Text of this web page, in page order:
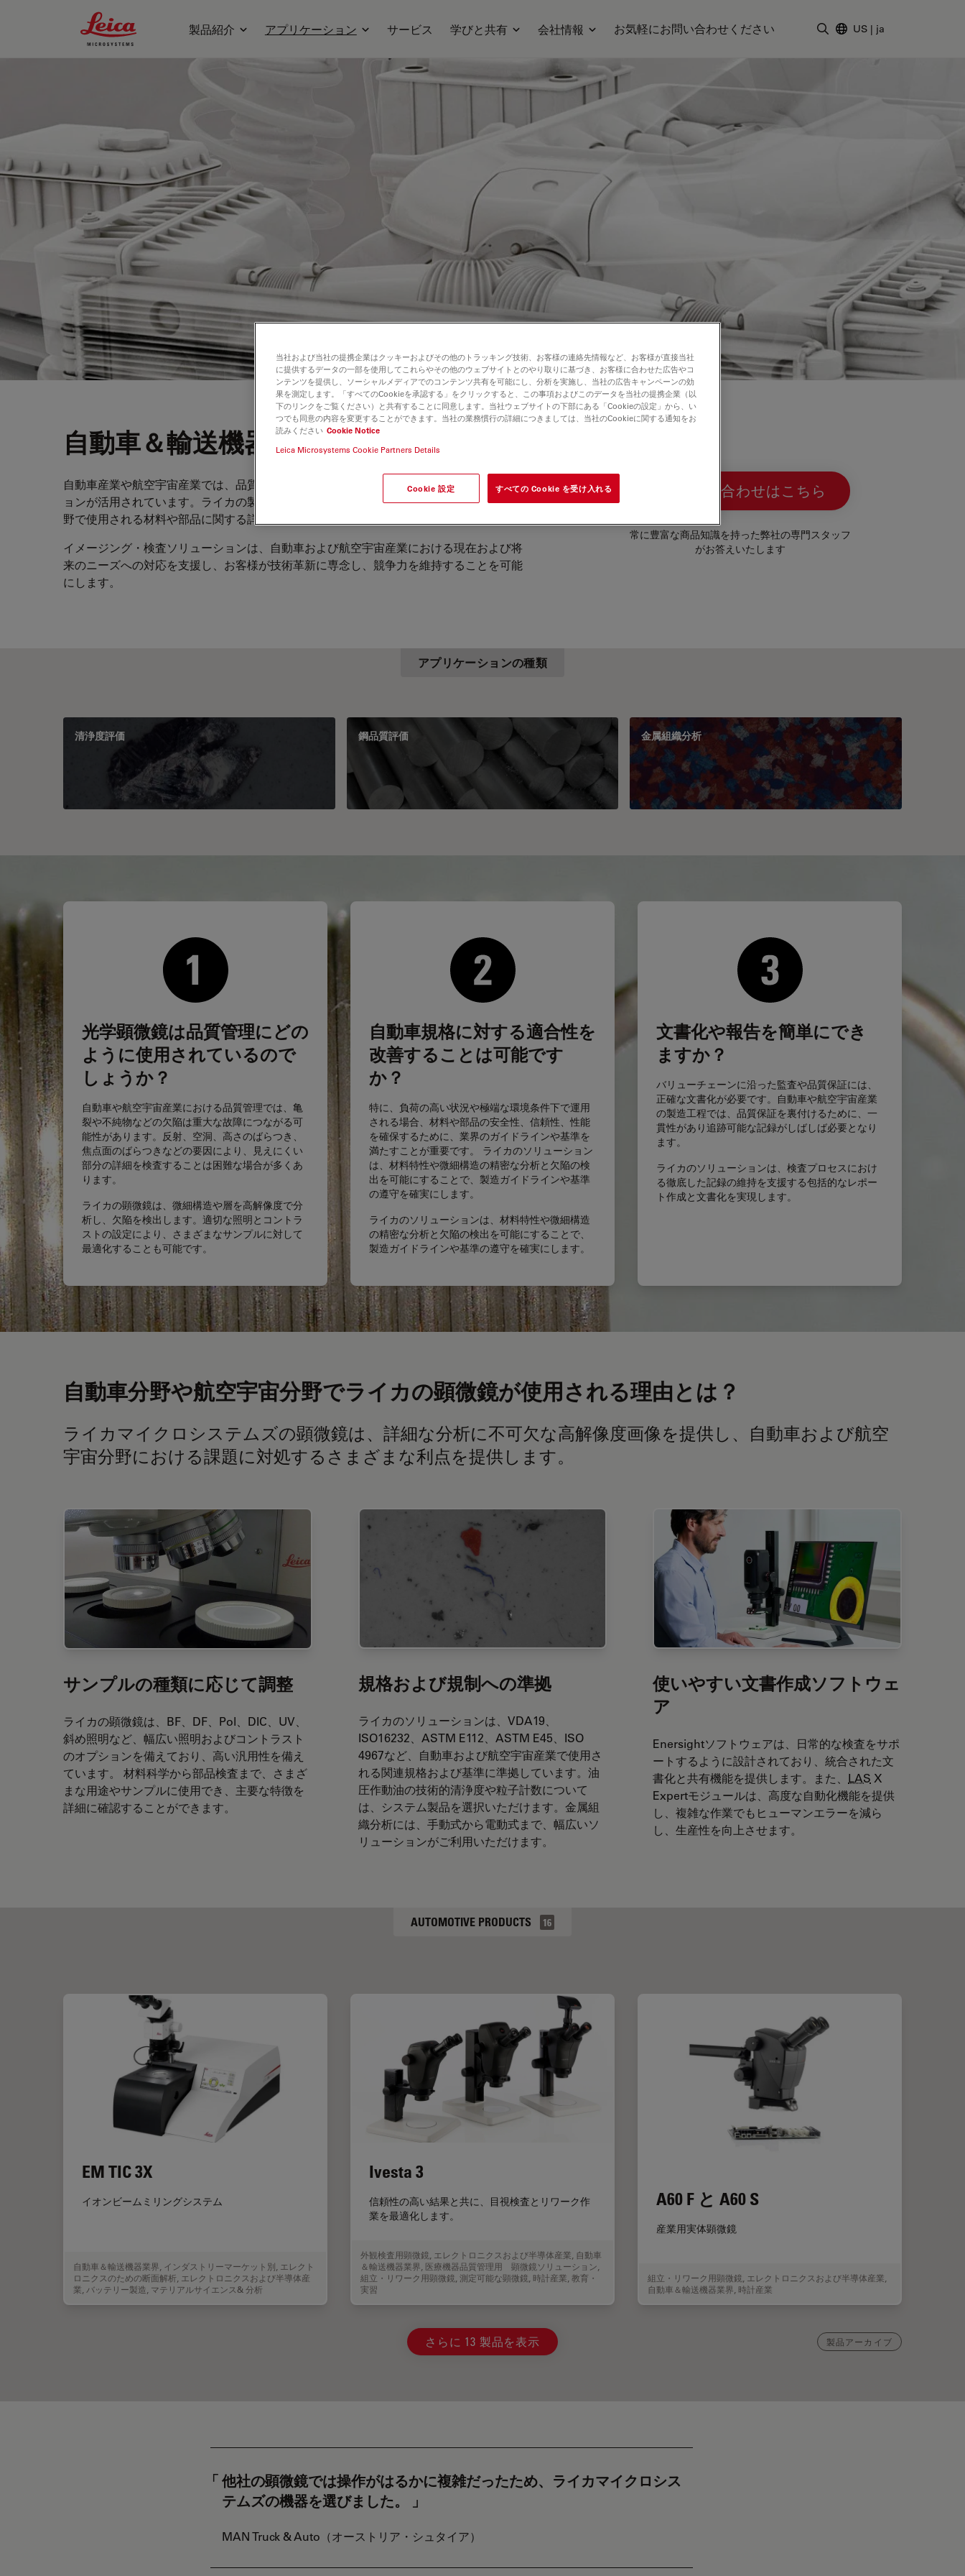
Leica Microsystems Logo
製品紹介 アプリケーション サービス 学びと共有 会社情報 お気軽にお問い合わせください US | ja
自動車＆輸送機器業界
自動車産業や航空宇宙産業では、品質管理、故障分析、技術革新に顕微鏡画像ソリューシ
ョンが活用されています。ライカの製品は、自動車や航空宇宙、鉄道、造船などの輸送分
野で使用される材料や部品に関する詳細な情報を明らかにします。
イメージング・検査ソリューションは、自動車および航空宇宙産業における現在および将
来のニーズへの対応を支援し、お客様が技術革新に専念し、競争力を維持することを可能
にします。
お問い合わせはこちら
常に豊富な商品知識を持った弊社の専門スタッフ
がお答えいたします
アプリケーションの種類
清浄度評価 鋼品質評価 金属組織分析
光学顕微鏡は品質管理にどの
ように使用されているので
しょうか？
自動車や航空宇宙産業における品質管理では、亀
裂や不純物などの欠陥は重大な故障につながる可
能性があります。反射、空洞、高さのばらつき、
焦点面のばらつきなどの要因により、見えにくい
部分の詳細を検査することは困難な場合が多くあ
ります。
ライカの顕微鏡は、微細構造や層を高解像度で分
析し、欠陥を検出します。適切な照明とコントラ
ストの設定により、さまざまなサンプルに対して
最適化することも可能です。
自動車規格に対する適合性を
改善することは可能です
か？
特に、負荷の高い状況や極端な環境条件下で運用
される場合、材料や部品の安全性、信頼性、性能
を確保するために、業界のガイドラインや基準を
満たすことが重要です。 ライカのソリューション
は、材料特性や微細構造の精密な分析と欠陥の検
出を可能にすることで、製造ガイドラインや基準
の遵守を確実にします。
ライカのソリューションは、材料特性や微細構造
の精密な分析と欠陥の検出を可能にすることで、
製造ガイドラインや基準の遵守を確実にします。
文書化や報告を簡単にでき
ますか？
バリューチェーンに沿った監査や品質保証には、
正確な文書化が必要です。自動車や航空宇宙産業
の製造工程では、品質保証を裏付けるために、一
貫性があり追跡可能な記録がしばしば必要となり
ます。
ライカのソリューションは、検査プロセスにおけ
る徹底した記録の維持を支援する包括的なレポー
ト作成と文書化を実現します。
自動車分野や航空宇宙分野でライカの顕微鏡が使用される理由とは？
ライカマイクロシステムズの顕微鏡は、詳細な分析に不可欠な高解像度画像を提供し、自動車および航空
宇宙分野における課題に対処するさまざまな利点を提供します。
サンプルの種類に応じて調整
ライカの顕微鏡は、BF、DF、Pol、DIC、UV、
斜め照明など、幅広い照明およびコントラスト
のオプションを備えており、高い汎用性を備え
ています。 材料科学から部品検査まで、さまざ
まな用途やサンプルに使用でき、主要な特徴を
詳細に確認することができます。
規格および規制への準拠
ライカのソリューションは、VDA19、
ISO16232、ASTM E112、ASTM E45、ISO
4967など、自動車および航空宇宙産業で使用さ
れる関連規格および基準に準拠しています。油
圧作動油の技術的清浄度や粒子計数について
は、システム製品を選択いただけます。金属組
織分析には、手動式から電動式まで、幅広いソ
リューションがご利用いただけます。
使いやすい文書作成ソフトウェ
ア
Enersightソフトウェアは、日常的な検査をサポ
ートするように設計されており、統合された文
書化と共有機能を提供します。また、 LAS X
Expertモジュールは、高度な自動化機能を提供
し、複雑な作業でもヒューマンエラーを減ら
し、生産性を向上させます。
AUTOMOTIVE PRODUCTS 16
EM TIC 3X
イオンビームミリングシステム
自動車＆輸送機器業界 インダストリーマーケット別 エレクト
ロニクスのための断面解析 エレクトロニクスおよび半導体産
業 バッテリー製造 マテリアルサイエンス& 分析
Ivesta 3
信頼性の高い結果と共に、目視検査とリワーク作
業を最適化します。
外観検査用顕微鏡 エレクトロニクスおよび半導体産業 自動車
＆輸送機器業界 医療機器品質管理用 顕微鏡ソリューション
組立・リワーク用顕微鏡 測定可能な顕微鏡 時計産業 教育・
実習
A60 F と A60 S
産業用実体顕微鏡
組立・リワーク用顕微鏡 エレクトロニクスおよび半導体産業
自動車＆輸送機器業界 時計産業
さらに 13 製品を表示 製品アーカイブ
他社の顕微鏡では操作がはるかに複雑だったため、ライカマイクロシス
テムズの機器を選びました。
MAN Truck & Auto（オーストリア・シュタイア）
当社および当社の提携企業はクッキーおよびその他のトラッキング技術、お客様の連絡先情報など、お客様が直接当社
に提供するデータの一部を使用してこれらやその他のウェブサイトとのやり取りに基づき、お客様に合わせた広告やコ
ンテンツを提供し、ソーシャルメディアでのコンテンツ共有を可能にし、分析を実施し、当社の広告キャンペーンの効
果を測定します。「すべてのCookieを承認する」をクリックすると、この事項およびこのデータを当社の提携企業（以
下のリンクをご覧ください）と共有することに同意します。当社ウェブサイトの下部にある「Cookieの設定」から、い
つでも同意の内容を変更することができます。当社の業務慣行の詳細につきましては、当社のCookieに関する通知をお
読みください Cookie Notice
Leica Microsystems Cookie Partners Details
Cookie 設定 すべての Cookie を受け入れる